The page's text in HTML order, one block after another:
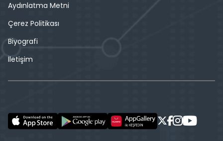
Aydınlatma Metni
Çerez Politikası
Biyografi
İletişim